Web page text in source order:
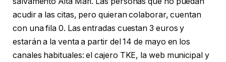
acudir a las citas, pero quieran colaborar, cuentan
con una fila 0. Las entradas cuestan 3 euros y
estarán a la venta a partir del 14 de mayo en los
canales habituales: el cajero TKE, la web municipal y